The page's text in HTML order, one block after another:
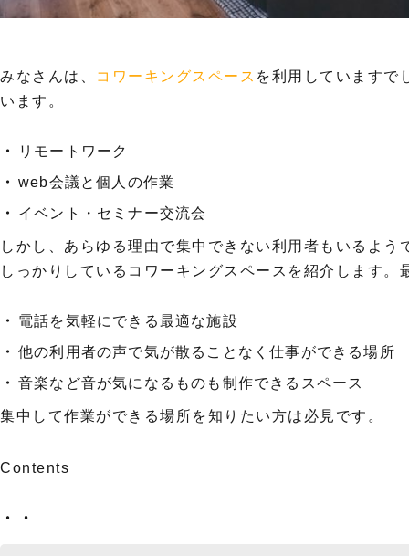
みなさんは、 コワーキングスペース を利用していますで
います。
リモートワーク
web会議と個人の作業
イベント・セミナー交流会
しかし、あらゆる理由で集中できない利用者もいるよ
しっかりしているコワーキングスペースを紹介します
電話を気軽にできる最適な施設
他の利用者の声で気が散ることなく仕事ができる場所
音楽など音が気になるものも制作できるスペース
集中して作業ができる場所を知りたい方は必見です。
Contents